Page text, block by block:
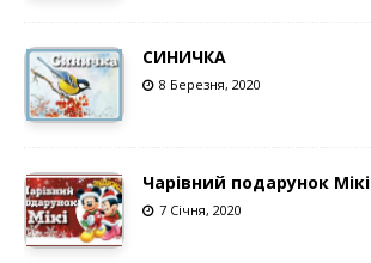
СИНИЧКА
8 Березня, 2020
Чарівний подарунок Мікі
7 Січня, 2020